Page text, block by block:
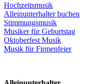
Hochzeitsmusik
Alleinunterhalter buchen
Stimmungsmusik
Musiker für Geburtstag
Oktoberfest Musik
Musik für Firmenfeier